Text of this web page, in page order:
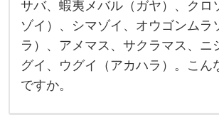
ば
、
い
ろ
い
ろ
あ
り
す
サバ、蝦夷メバル（ガヤ）、クロ
ゾイ）、シマゾイ、オウゴンムラ
ラ）、アメマス、サクラマス、ニ
グイ、ウグイ（アカハラ）。こん
ですか。